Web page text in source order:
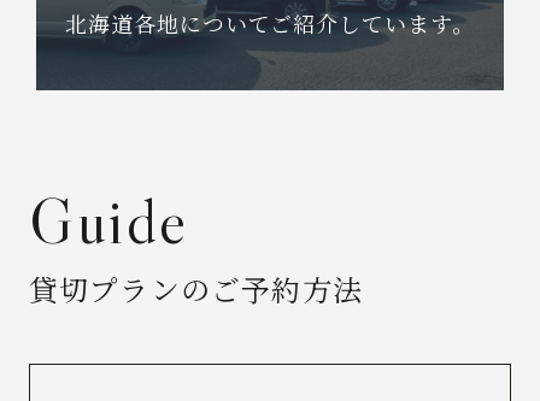
北海道各地についてご紹介しています。
Guide
貸切プランのご予約方法